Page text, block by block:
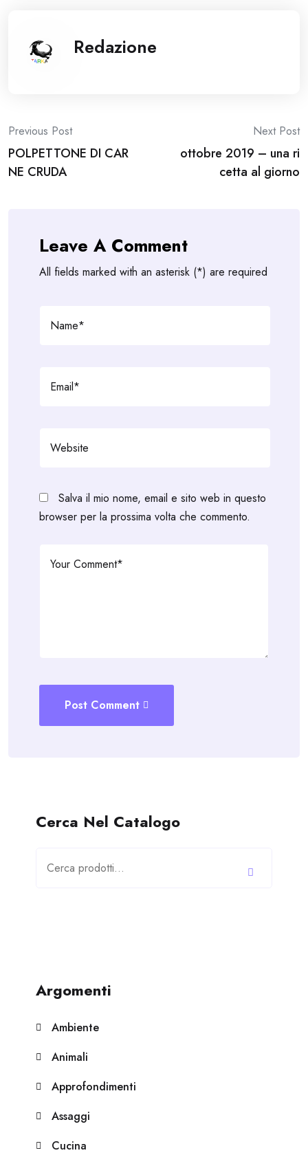
Redazione
Post
navigation
Previous Post
POLPETTONE DI CAR
NE CRUDA
Next Post
ottobre 2019 – una ri
cetta al giorno
Leave A Comment
All fields marked with an asterisk (*) are required
Salva il mio nome, email e sito web in questo
browser per la prossima volta che commento.
Post Comment
Cerca Nel Catalogo
Argomenti
Ambiente
Animali
Approfondimenti
Assaggi
Cucina